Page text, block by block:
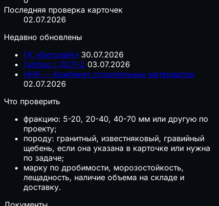
Последняя проверка карточек
02.07.2026
Недавно обновлены
ГК «Бетолайт» 30.07.2026
Габбро / ДСП-2 03.07.2026
ННК — Комбинат строительных материалов
02.07.2026
Что проверить
фракцию: 5-20, 20-40, 40-70 мм или другую по
проекту;
породу: гранитный, известняковый, гравийный
щебень, если она указана в карточке или нужна
по задаче;
марку по дробимости, морозостойкость,
лещадность, наличие объема на складе и
доставку.